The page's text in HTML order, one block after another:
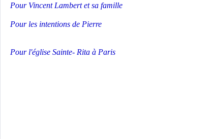
Pour Vincent Lambert et sa famille
Pour les intentions de Pierre
Pour l'église Sainte- Rita à Paris